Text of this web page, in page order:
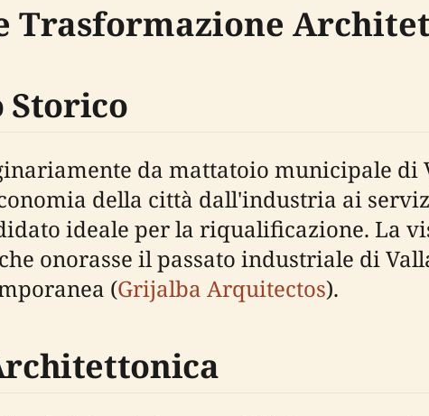
Trasformazione
Storico
da mattatoio municipale di
della città dall'industria ai
ideale per la riqualificazione. La
onorasse il passato industriale di
(Grijalba Arquitectos).